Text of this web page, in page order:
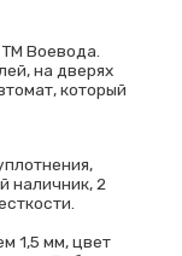
Воевода.
на дверях
который
наличник, 2
1,5 мм, цвет